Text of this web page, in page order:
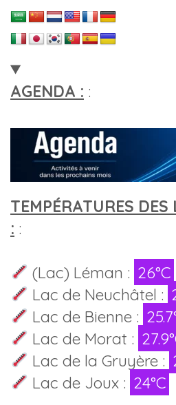
AGENDA : :
TEMPÉRATURES DES
: :
(Lac) Léman : 26°C
Lac de Neuchâtel :
Lac de Bienne :
Lac de Morat :
Lac de la Gruyère :
Lac de Joux : 24°C